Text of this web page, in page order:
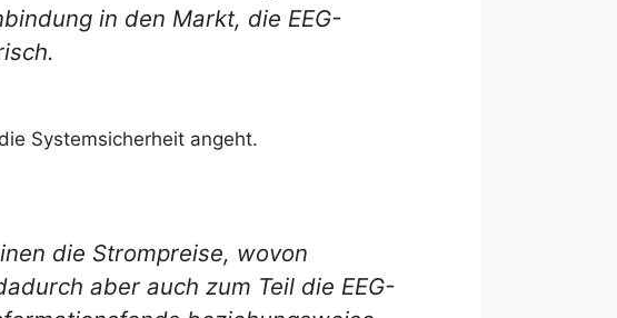
in den Markt, die EEG-
Systemsicherheit angeht.
die Strompreise, wovon
aber auch zum Teil die EEG-